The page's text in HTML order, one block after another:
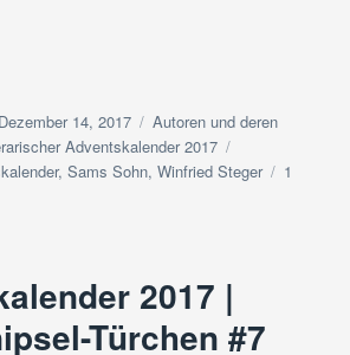
Veröffentlicht
Dezember 14, 2017 Kategorien
Autoren und deren
Adventskalender 2017
,Sams Sohn,Winfried Steger
1
2017 |
Türchen #7